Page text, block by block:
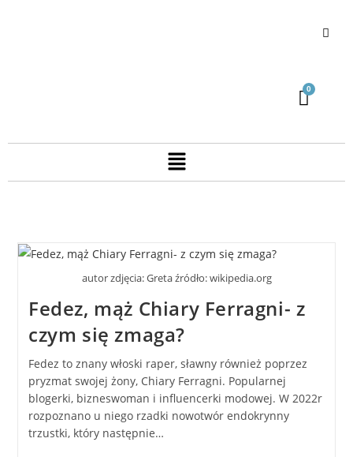
autor zdjęcia: Greta źródło: wikipedia.org
Fedez, mąż Chiary Ferragni- z
czym się zmaga?
Fedez to znany włoski raper, sławny również poprzez
pryzmat swojej żony, Chiary Ferragni. Popularnej
blogerki, bizneswoman i influencerki modowej. W 2022r
rozpoznano u niego rzadki nowotwór endokrynny
trzustki, który następnie…